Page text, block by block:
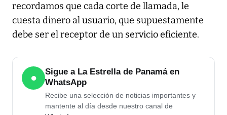
recordamos que cada corte de llamada, le
cuesta dinero al usuario, que supuestamente
debe ser el receptor de un servicio eficiente.
●
Sigue a La Estrella de Panamá en
WhatsApp
Recibe una selección de noticias importantes y
mantente al día desde nuestro canal de